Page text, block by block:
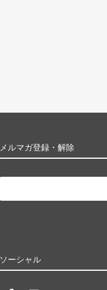
メルマガ登録・解除
ソーシャル